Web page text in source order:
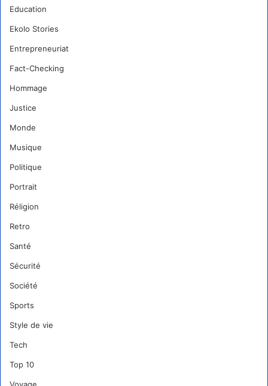
Education
Ekolo Stories
Entrepreneuriat
Fact-Checking
Hommage
Justice
Monde
Musique
Politique
Portrait
Réligion
Retro
Santé
Sécurité
Société
Sports
Style de vie
Tech
Top 10